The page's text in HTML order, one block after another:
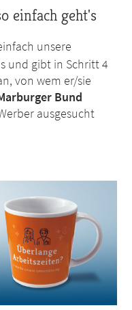
einfach geht's
unsere
und gibt in Schritt 4
von wem er/sie
Bund
ausgesucht